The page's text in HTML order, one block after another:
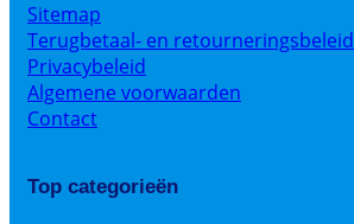
Sitemap
Terugbetaal- en retourneringsbeleid
Privacybeleid
Algemene voorwaarden
Contact
Top categorieën